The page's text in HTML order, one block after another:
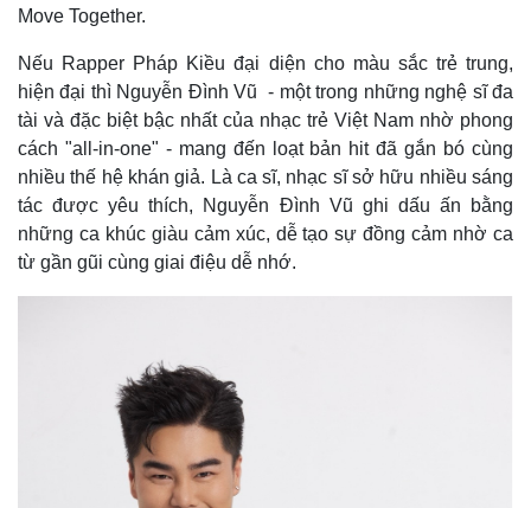
Hồ sơ
Move Together.
Nếu Rapper Pháp Kiều đại diện cho màu sắc trẻ trung,
hiện đại thì Nguyễn Đình Vũ - một trong những nghệ sĩ đa
tài và đặc biệt bậc nhất của nhạc trẻ Việt Nam nhờ phong
cách "all-in-one" - mang đến loạt bản hit đã gắn bó cùng
nhiều thế hệ khán giả. Là ca sĩ, nhạc sĩ sở hữu nhiều sáng
tác được yêu thích, Nguyễn Đình Vũ ghi dấu ấn bằng
những ca khúc giàu cảm xúc, dễ tạo sự đồng cảm nhờ ca
từ gần gũi cùng giai điệu dễ nhớ.